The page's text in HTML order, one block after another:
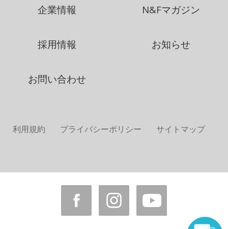
企業情報 N&Fマガジン
採用情報 お知らせ
お問い合わせ
利用規約 プライバシーポリシー サイトマップ